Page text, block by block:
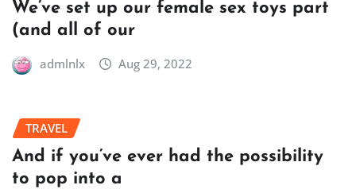
We’ve set up our female sex toys part
(and all of our
admlnlx Aug 29, 2022
TRAVEL
And if you’ve ever had the possibility
to pop into a